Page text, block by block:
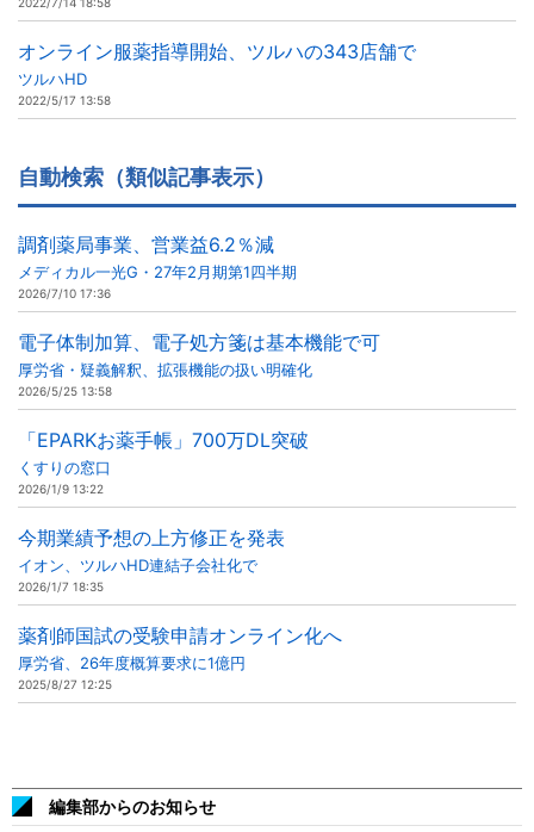
オンライン服薬指導開始、ツルハの343店舗で
ツルハHD
2022/5/17 13:58
自動検索（類似記事表示）
調剤薬局事業、営業益6.2％減
メディカル一光G・27年2月期第1四半期
2026/7/10 17:36
電子体制加算、電子処方箋は基本機能で可
厚労省・疑義解釈、拡張機能の扱い明確化
2026/5/25 13:58
「EPARKお薬手帳」700万DL突破
くすりの窓口
2026/1/9 13:22
今期業績予想の上方修正を発表
イオン、ツルハHD連結子会社化で
2026/1/7 18:35
薬剤師国試の受験申請オンライン化へ
厚労省、26年度概算要求に1億円
2025/8/27 12:25
編集部からのお知らせ